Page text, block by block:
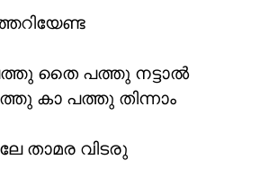
തൈ പത്തു നട്ടാൽ
കാ പത്തു തിന്നാം
താമര വിടരു